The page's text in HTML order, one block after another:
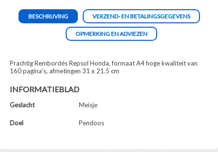
BESCHRIJVING VERZEND- EN BETALINGSGEGEVENS
OPMERKING EN ADVIEZEN
Prachtig Rembordés Repsol Honda, formaat A4 hoge kwaliteit van
160 pagina's, afmetingen 31 x 21.5 cm
INFORMATIEBLAD
Geslacht Meisje
Doel Pendoos